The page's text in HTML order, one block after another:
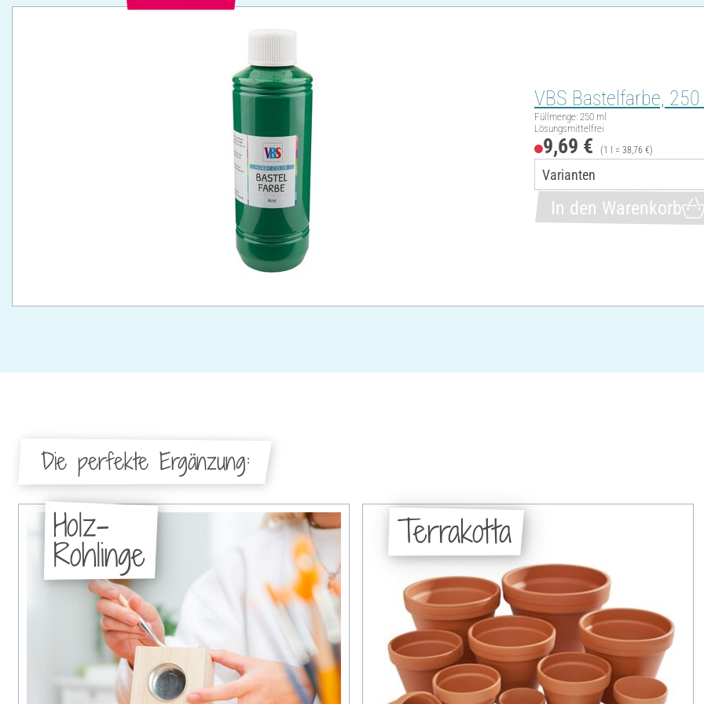
VBS Bastelfarbe,
Füllmenge: 250 ml
Lösungsmittelfrei
9,69 € (1 l = 38,76 €)
In den Warenkorb
Die perfekte Ergänzung:
Holz-
Rohlinge
Terrakotta